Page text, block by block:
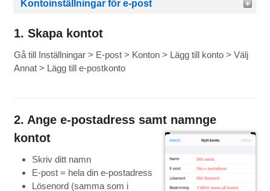
Kontoinställningar för e-post
1. Skapa kontot
Gå till Inställningar > E-post > Konton > Lägg till konto > Välj
Annat > Lägg till e-postkonto
2. Ange e-postadress samt namnge
kontot
Skriv ditt namn
E-post = hela din e-postadress
Lösenord (samma som i